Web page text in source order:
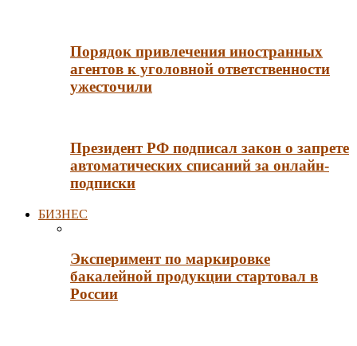
Порядок привлечения иностранных
агентов к уголовной ответственности
ужесточили
Президент РФ подписал закон о запрете
автоматических списаний за онлайн-
подписки
БИЗНЕС
Эксперимент по маркировке
бакалейной продукции стартовал в
России